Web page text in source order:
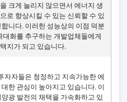
크게 늘리지 않으면서 에너지 생
로 향상시킬 수 있는 신뢰할 수 있
니다. 이러한 성능상의 이점 덕분
대화를 추구하는 개발업체들에게
지가 되고 있습니다.
자자들은 청정하고 지속가능한 에
한 관심이 높아지고 있습니다. 이
광 발전의 채택을 가속화하고 있